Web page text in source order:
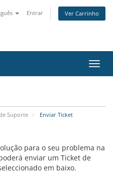
Entrar Ver Carrinho
Suporte Enviar Ticket
para o seu problema na
enviar um Ticket de
em baixo.